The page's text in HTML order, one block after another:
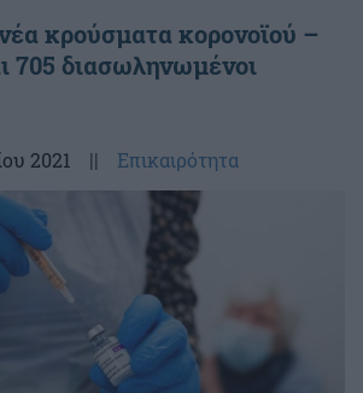
κρούσματα κορονοϊού –
705 διασωληνωμένοι
2021 || Επικαιρότητα